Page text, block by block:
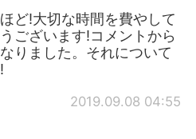
ど!大切な時間を費やして
ございます!コメントから
りました。それについて
2019.09.08 04:55